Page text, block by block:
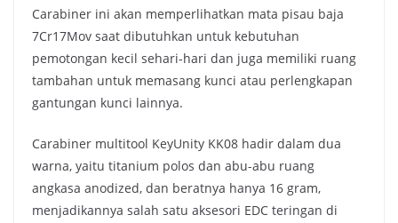
Carabiner ini akan memperlihatkan mata pisau baja
7Cr17Mov saat dibutuhkan untuk kebutuhan
pemotongan kecil sehari-hari dan juga memiliki ruang
tambahan untuk memasang kunci atau perlengkapan
gantungan kunci lainnya.
Carabiner multitool KeyUnity KK08 hadir dalam dua
warna, yaitu titanium polos dan abu-abu ruang
angkasa anodized, dan beratnya hanya 16 gram,
menjadikannya salah satu aksesori EDC teringan di